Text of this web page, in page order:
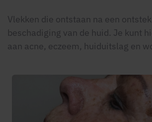
Vlekken die ontstaan na een
beschadiging van de huid. Je kunt
aan acne, eczeem, huiduitslag en